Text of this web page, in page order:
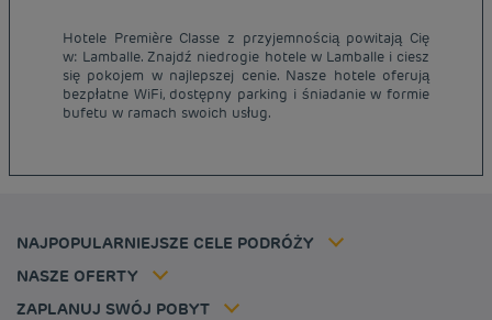
Hotele Première Classe z przyjemnością powitają Cię
w: Lamballe. Znajdź niedrogie hotele w Lamballe i ciesz
się pokojem w najlepszej cenie. Nasze hotele oferują
bezpłatne WiFi, dostępny parking i śniadanie w formie
bufetu w ramach swoich usług.
NAJPOPULARNIEJSZE CELE PODRÓŻY
Tanie hotele Paryż
Tanie hotele Warszawa
Tanie hotele Wrocław
Tanie hotele Polska
Tanie hotele Belgia
NASZE OFERTY
Stawka członkowska
ZAPLANUJ SWÓJ POBYT
Informacje prawne
Regulamin
Tax policy
Kariera
Louvre Hotels Group